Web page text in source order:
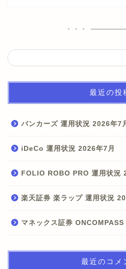
最近の投
バンカーズ 運用状況 2026年7
iDeCo 運用状況 2026年7月
FOLIO ROBO PRO 運用状況
楽天証券 楽ラップ 運用状況
マネックス証券
最近のコメ